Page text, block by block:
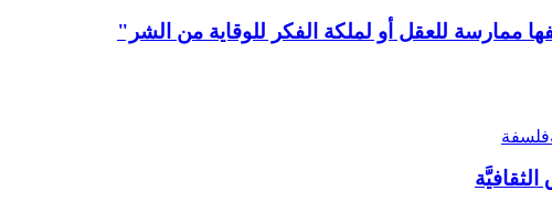
ممارسة للعقل أو لملكة الفكر للوقاية من الشر"
فلسفة